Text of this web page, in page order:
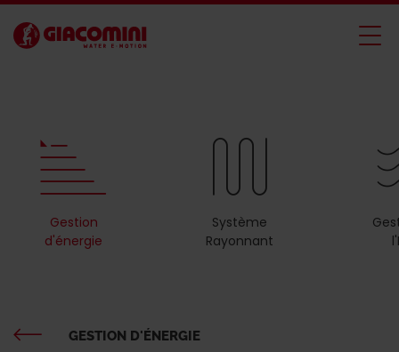
Gestion
d'énergie
Système
Rayonnant
GESTION D'ÉNERGIE